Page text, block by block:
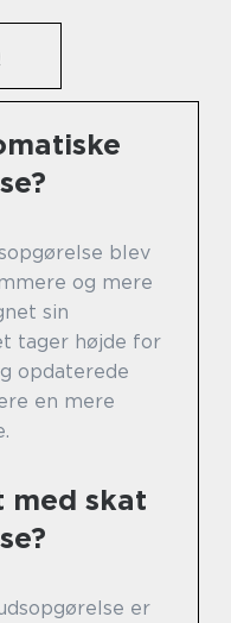
blev
og mere
sin
tager højde for
opdaterede
en mere
med skat
er